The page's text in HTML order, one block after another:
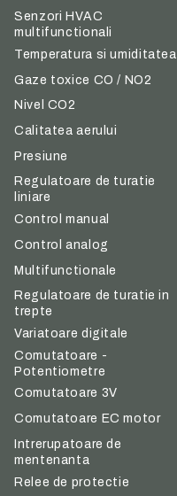
Senzori HVAC
multifunctionali
Temperatura si umiditatea
Gaze toxice CO / NO2
Nivel CO2
Calitatea aerului
Presiune
Regulatoare de turatie
liniare
Control manual
Control analog
Multifunctionale
Regulatoare de turatie in
trepte
Variatoare digitale
Comutatoare -
Potentiometre
Comutatoare 3V
Comutatoare EC motor
Intrerupatoare de
mentenanta
Relee de protectie